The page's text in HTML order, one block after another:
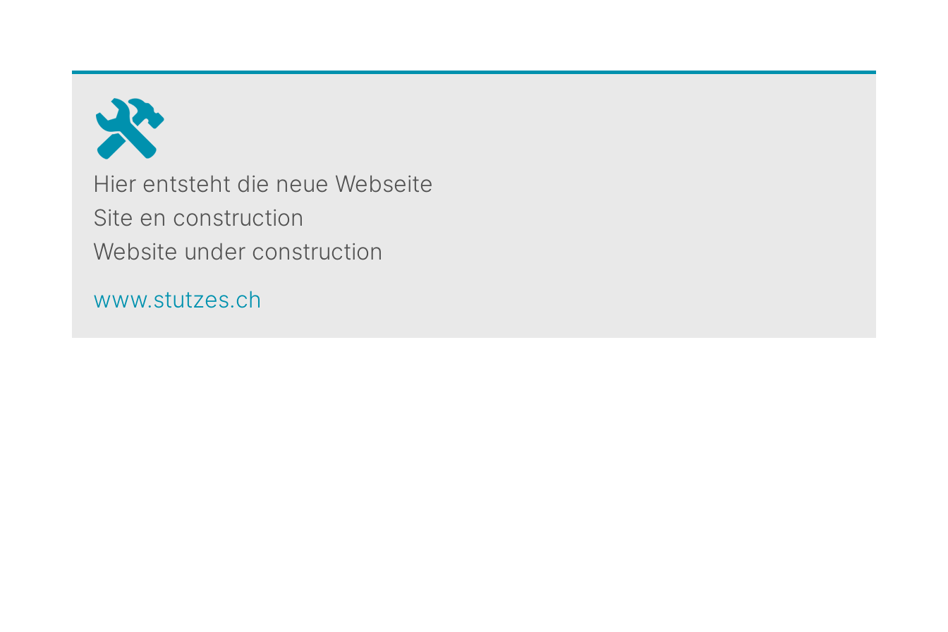
Hier entsteht die neue Webseite
Site en construction
Website under construction
www.stutzes.ch